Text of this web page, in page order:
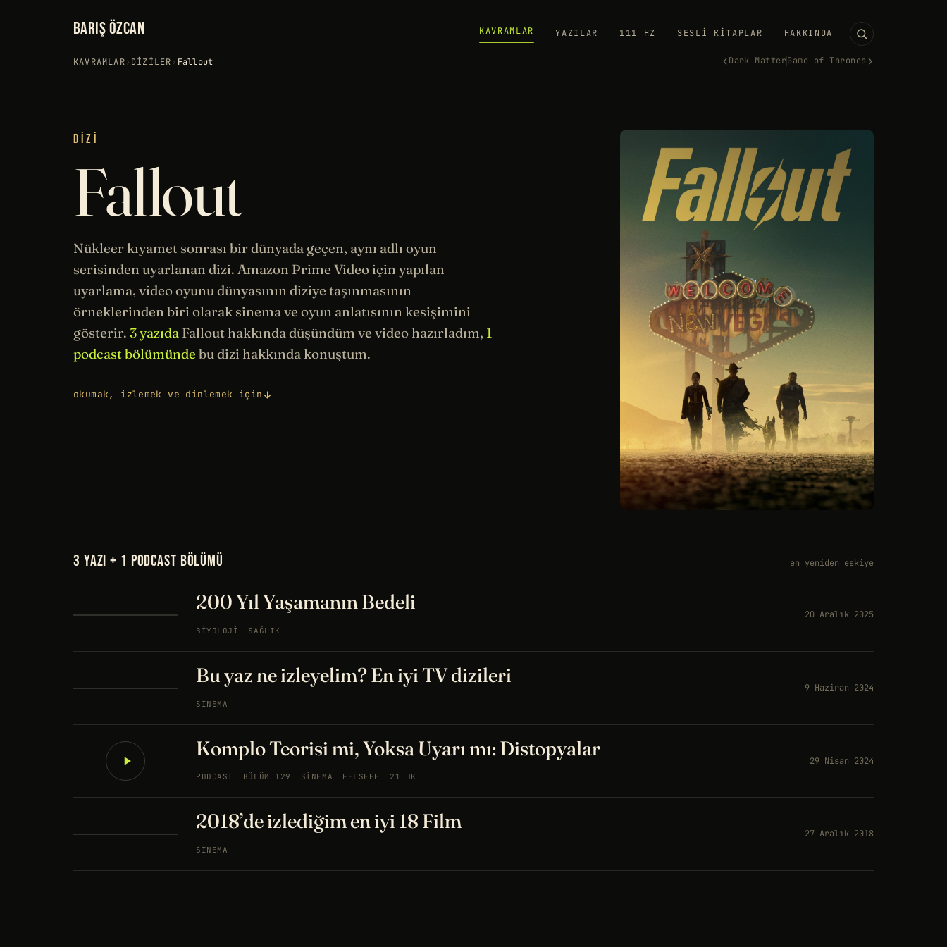
BARIŞ ÖZCAN KAVRAMLAR YAZILAR 111 HZ SESLI KITAPLAR HAKKINDA
KAVRAMLAR› DIZILER› Fallout ‹Dark MatterGame of Thrones ›
DIZI
Fallout
Nükleer kıyamet sonrası bir dünyada geçen, aynı adlı oyun
serisinden uyarlanan dizi. Amazon Prime Video için yapılan
uyarlama, video oyunu dünyasının diziye taşınmasının
örneklerinden biri olarak sinemave oyun anlatısının kesişimini
gösterir. 3 yazıda Fallout hakkında düşündüm ve video hazırladım, 1
podcast bölümünde bu dizi hakkında konuştum.
okumak, izlemek ve dinlemek için
3 YAZI + 1 PODCAST BÖLÜMÜ en yeniden eskiye
200 Yıl Yaşamanın Bedeli
BIYOLOJI SAĞLIK
20 Aralık 2025
Bu yaz ne izleyelim? En iyi TV dizileri
SINEMA
9 Haziran 2024
Komplo Teorisi mi, Yoksa Uyarı mı: Distopyalar
PODCAST BÖLÜM 129 SINEMA FELSEFE 21 DK
29 Nisan 2024
2018’de izlediğim en iyi 18 Film
SINEMA
27 Aralık 2018